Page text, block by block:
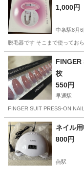
1,000円
中条駅8月6
脱毛器です そこまで使ってお
新潟 胎内市
FINGER
枚
550円
早通駅
FINGER SUIT PRESS-ON
新潟 新潟市 早通駅
ネイル
800円
燕駅